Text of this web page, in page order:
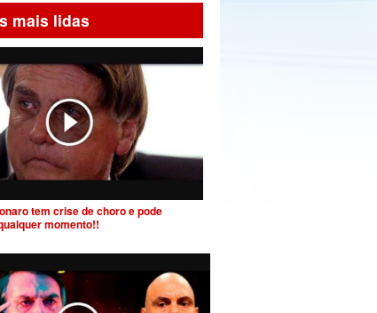
mais lidas
tem crise de choro e pode
momento!!